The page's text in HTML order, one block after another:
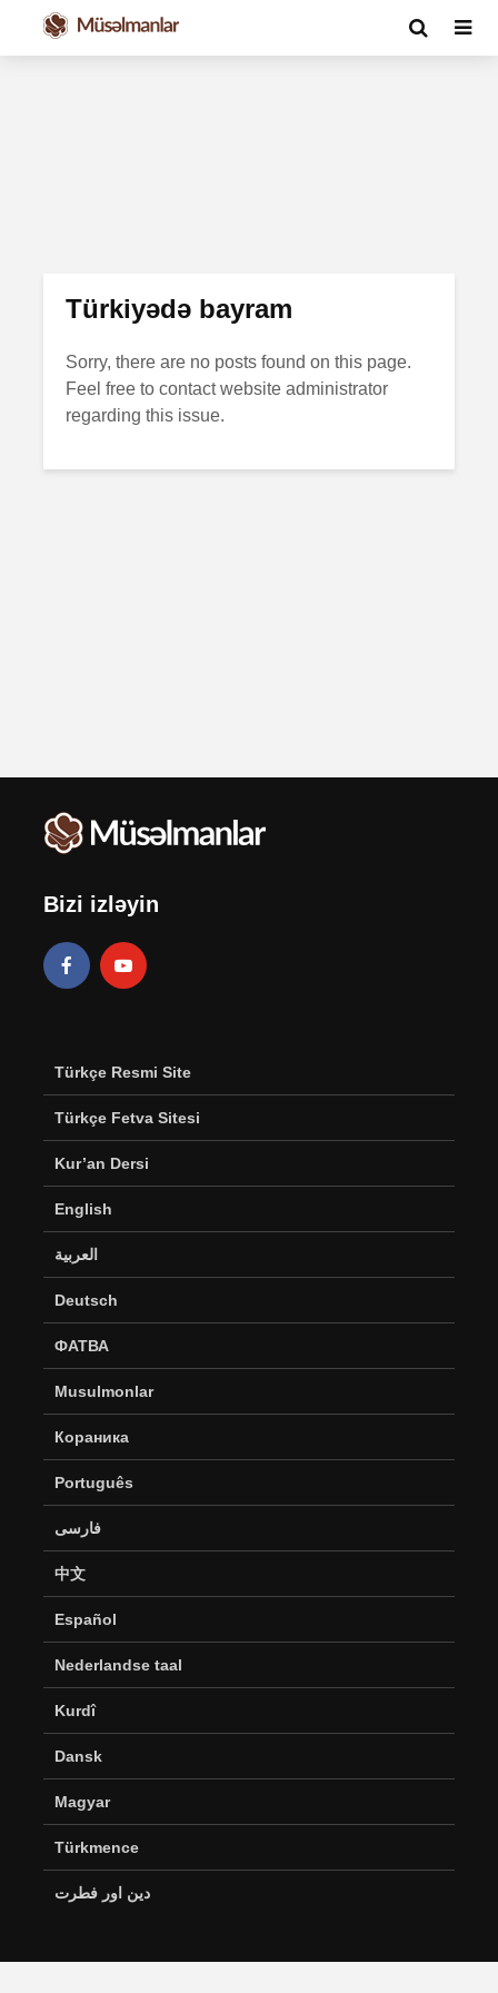
Türkiyədə bayram
Sorry, there are no posts found on this page.
Feel free to contact website administrator
regarding this issue.
Bizi izləyin
Türkçe Resmi Site
Türkçe Fetva Sitesi
Kur’an Dersi
English
العربية
Deutsch
ФАТВА
Musulmonlar
Кораника
Português
فارسی
中文
Español
Nederlandse taal
Kurdî
Dansk
Magyar
Türkmence
دین اور فطرت